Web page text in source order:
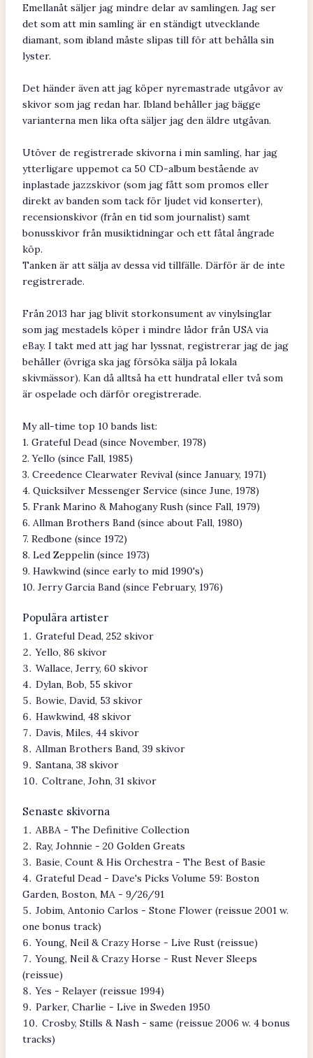
Emellanåt säljer jag mindre delar av samlingen. Jag ser
det som att min samling är en ständigt utvecklande
diamant, som ibland måste slipas till för att behålla sin
lyster.
Det händer även att jag köper nyremastrade utgåvor av
skivor som jag redan har. Ibland behåller jag bägge
varianterna men lika ofta säljer jag den äldre utgåvan.
Utöver de registrerade skivorna i min samling, har jag
ytterligare uppemot ca 50 CD-album bestående av
inplastade jazzskivor (som jag fått som promos eller
direkt av banden som tack för ljudet vid konserter),
recensionskivor (från en tid som journalist) samt
bonusskivor från musiktidningar och ett fåtal ångrade
köp.
Tanken är att sälja av dessa vid tillfälle. Därför är de inte
registrerade.
Från 2013 har jag blivit storkonsument av vinylsinglar
som jag mestadels köper i mindre lådor från USA via
eBay. I takt med att jag har lyssnat, registrerar jag de jag
behåller (övriga ska jag försöka sälja på lokala
skivmässor). Kan då alltså ha ett hundratal eller två som
är ospelade och därför oregistrerade.
My all-time top 10 bands list:
1. Grateful Dead (since November, 1978)
2. Yello (since Fall, 1985)
3. Creedence Clearwater Revival (since January, 1971)
4. Quicksilver Messenger Service (since June, 1978)
5. Frank Marino & Mahogany Rush (since Fall, 1979)
6. Allman Brothers Band (since about Fall, 1980)
7. Redbone (since 1972)
8. Led Zeppelin (since 1973)
9. Hawkwind (since early to mid 1990's)
10. Jerry Garcia Band (since February, 1976)
Populära artister
Grateful Dead, 252 skivor
Yello, 86 skivor
Wallace, Jerry, 60 skivor
Dylan, Bob, 55 skivor
Bowie, David, 53 skivor
Hawkwind, 48 skivor
Davis, Miles, 44 skivor
Allman Brothers Band, 39 skivor
Santana, 38 skivor
Coltrane, John, 31 skivor
Senaste skivorna
ABBA - The Definitive Collection
Ray, Johnnie - 20 Golden Greats
Basie, Count & His Orchestra - The Best of Basie
Grateful Dead - Dave's Picks Volume 59: Boston
Garden, Boston, MA - 9/26/91
Jobim, Antonio Carlos - Stone Flower (reissue 2001 w.
one bonus track)
Young, Neil & Crazy Horse - Live Rust (reissue)
Young, Neil & Crazy Horse - Rust Never Sleeps
(reissue)
Yes - Relayer (reissue 1994)
Parker, Charlie - Live in Sweden 1950
Crosby, Stills & Nash - same (reissue 2006 w. 4 bonus
tracks)